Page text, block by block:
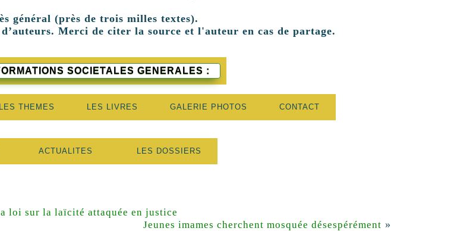
général (près de trois milles textes).
Merci de citer la source et l'auteur en cas de partage.
SOCIETALES GENERALES :
LES THEMES LES LIVRES GALERIE PHOTOS CONTACT
ACTUALITES LES DOSSIERS
loi sur la laïcité attaquée en justice
Jeunes imames cherchent mosquée désespérément »